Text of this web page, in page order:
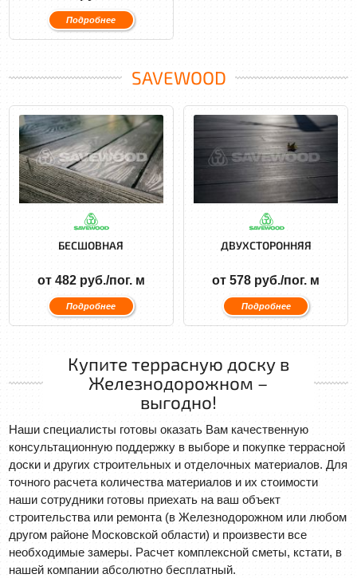
Подробнее
SAVEWOOD
БЕСШОВНАЯ
от 482 руб./пог. м
Подробнее
ДВУХСТОРОННЯЯ
от 578 руб./пог. м
Подробнее
Купите террасную доску в
Железнодорожном –
выгодно!
Наши специалисты готовы оказать Вам качественную
консультационную поддержку в выборе и покупке террасной
доски и других строительных и отделочных материалов. Для
точного расчета количества материалов и их стоимости
наши сотрудники готовы приехать на ваш объект
строительства или ремонта (в Железнодорожном или любом
другом районе Московской области) и произвести все
необходимые замеры. Расчет комплексной сметы, кстати, в
нашей компании абсолютно бесплатный.